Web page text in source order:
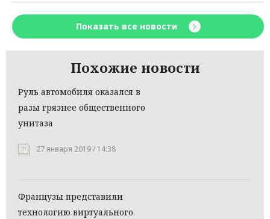
Показать все новости
Похожие новости
Руль автомобиля оказался в
разы грязнее общественного
унитаза
27 января 2019 / 14:38
Французы представили
технологию виртуального